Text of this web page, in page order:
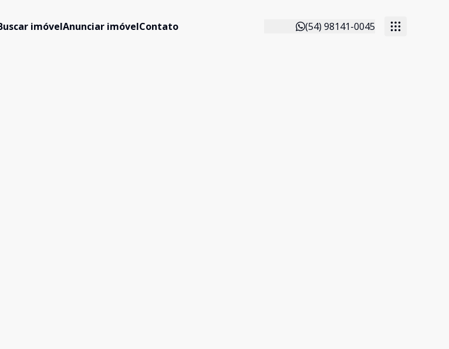
imóvelAnunciar imóvelContato (54) 98141-0045